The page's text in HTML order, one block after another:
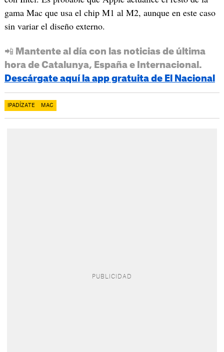
gama Mac que usa el chip M1 al M2, aunque en este caso
sin variar el diseño externo.
📲 Mantente al día con las noticias de última
hora de Catalunya, España e Internacional.
Descárgate aquí la app gratuita de El Nacional
IPADÍZATE MAC